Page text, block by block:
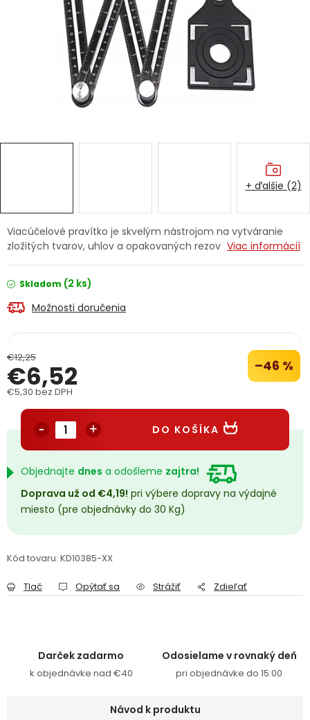
Ochranné pracovné pomôcky
Fotovoltaika
Servis náradia Hodnotenie obchodu
Doprava a platba Váš zákaznícky účet
Kontakty
Reklamačný formulár Odstúpenie v lehote 14 dní
Podmienky ochrany osobných údajov
Registrace
Viacúčelové pravítko je skvelým nástrojom na vytváranie
zložitých tvarov, uhlov a opakovaných rezov Viac informácií
Skladom (2 ks)
Možnosti doručenia
€12,25 –46 %
€6,52
€5,30 bez DPH
DO KOŠÍKA
Objednajte dnes a odošleme zajtra!
Doprava už od €4,19! pri výbere dopravy na výdajné
miesto (pre objednávky do 30 Kg)
Kód tovaru: KD10385-XX
Tlač Opýtať sa Strážiť Zdieľať
+ ďalšie (2)
Darček zadarmo
k objednávke nad €40
Odosielame v rovnaký deň
pri objednávke do 15:00
Návod k produktu